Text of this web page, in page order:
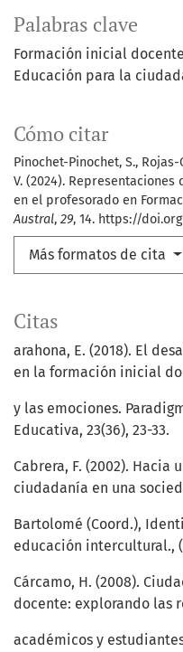
Palabras clave
Formación inicial docente
Educación para la
Cómo citar
Pinochet-Pinochet, S.,
V. (2024).
en el profesorado en
Austral, 29, 14. https://doi.org/
Más formatos de cita
Citas
arahona, E. (2018). El
en la formación inicial
y las emociones.
Educativa, 23(36), 23-33.
Cabrera, F. (2002). Hacia
ciudadanía en una
Bartolomé (Coord.),
educación intercultural.,
Cárcamo, H. (2008).
docente: explorando las
académicos y